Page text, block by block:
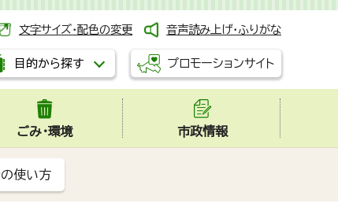
文字サイズ・配色の変更 音声読み上げ・ふりがな
目的から探す プロモーションサイト
ごみ・環境 市政情報
使い方